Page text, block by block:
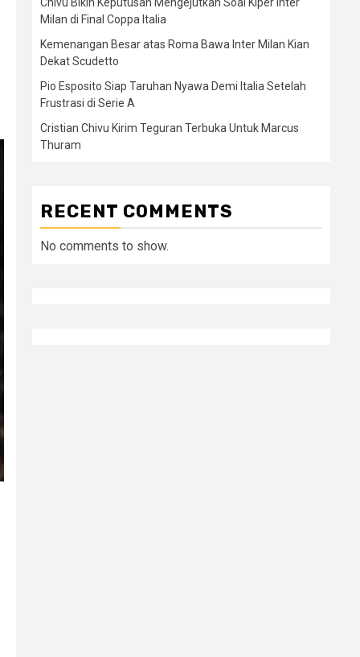
Milan di Final Coppa Italia
Kemenangan Besar atas Roma Bawa Inter Milan Kian
Dekat Scudetto
Pio Esposito Siap Taruhan Nyawa Demi Italia Setelah
Frustrasi di Serie A
Cristian Chivu Kirim Teguran Terbuka Untuk Marcus
Thuram
RECENT COMMENTS
No comments to show.